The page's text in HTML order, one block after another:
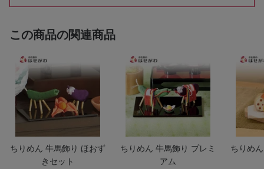
この商品の関連商品
ちりめん 牛馬飾り ほおず
きセット
ちりめん 牛馬飾り プレミ
アム
ちりめ